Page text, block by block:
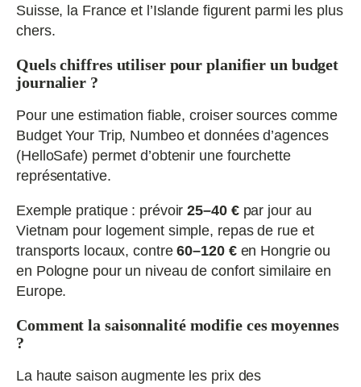
Suisse, la France et l’Islande figurent parmi les plus
chers.
Quels chiffres utiliser pour planifier un budget
journalier ?
Pour une estimation fiable, croiser sources comme
Budget Your Trip, Numbeo et données d’agences
(HelloSafe) permet d’obtenir une fourchette
représentative.
Exemple pratique : prévoir25–40 €par jour au
Vietnam pour logement simple, repas de rue et
transports locaux, contre60–120 €en Hongrie ou
en Pologne pour un niveau de confort similaire en
Europe.
Comment la saisonnalité modifie ces moyennes
?
La haute saison augmente les prix des